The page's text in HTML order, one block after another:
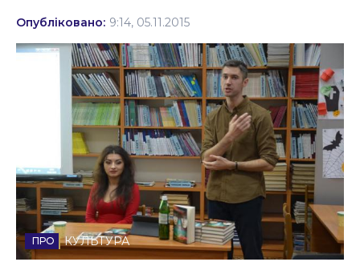
Події
Політика
Соціум
Спорт
Стиль життя
Втрачений Ужгород
Втрачений Ужгород (відеоверсія)
Опубліковано: 9:14, 05.11.2015
КУЛЬТУРА